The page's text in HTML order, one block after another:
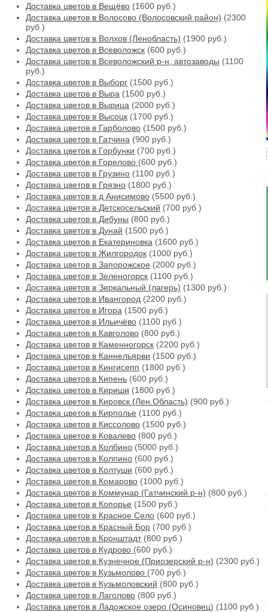
Доставка цветов в Вещёво (1600 руб.)
Доставка цветов в Волосово (Волосовский район) (2300
руб.)
Доставка цветов в Волхов (Ленобласть) (1900 руб.)
Доставка цветов в Всеволожск (600 руб.)
Доставка цветов в Всеволожский р-н, автозаводы (1100
руб.)
Доставка цветов в Выборг (1500 руб.)
Доставка цветов в Выра (1500 руб.)
Доставка цветов в Вырица (2000 руб.)
Доставка цветов в Высоцк (1700 руб.)
Доставка цветов в Гарболово (1500 руб.)
Доставка цветов в Гатчина (900 руб.)
Доставка цветов в Горбунки (700 руб.)
Доставка цветов в Горелово (600 руб.)
Доставка цветов в Грузино (1100 руб.)
Доставка цветов в Грязно (1800 руб.)
Доставка цветов в д Анисимово (5500 руб.)
Доставка цветов в Детскосельский (700 руб.)
Доставка цветов в Дибуны (800 руб.)
Доставка цветов в Дунай (1500 руб.)
Доставка цветов в Екатериновка (1600 руб.)
Доставка цветов в Жилгородок (1000 руб.)
Доставка цветов в Запорожское (2000 руб.)
Доставка цветов в Зеленогорск (1100 руб.)
Доставка цветов в Зеркальный (лагерь) (1300 руб.)
Доставка цветов в Ивангород (2200 руб.)
Доставка цветов в Игора (1500 руб.)
Доставка цветов в Ильичёво (1100 руб.)
Доставка цветов в Кавголово (800 руб.)
Доставка цветов в Каменногорск (2200 руб.)
Доставка цветов в Каннельярви (1500 руб.)
Доставка цветов в Кингисепп (1800 руб.)
Доставка цветов в Кипень (600 руб.)
Доставка цветов в Кириши (1800 руб.)
Доставка цветов в Кировск (Лен.Область) (900 руб.)
Доставка цветов в Кирполье (1100 руб.)
Доставка цветов в Киссолово (1500 руб.)
Доставка цветов в Ковалево (800 руб.)
Доставка цветов в Колбино (5000 руб.)
Доставка цветов в Колпино (600 руб.)
Доставка цветов в Колтуши (600 руб.)
Доставка цветов в Комарово (1000 руб.)
Доставка цветов в Коммунар (Гатчинский р-н) (800 руб.)
Доставка цветов в Копорье (1500 руб.)
Доставка цветов в Красное Село (600 руб.)
Доставка цветов в Красный Бор (700 руб.)
Доставка цветов в Кронштадт(800 руб.)
Доставка цветов в Кудрово (600 руб.)
Доставка цветов в Кузнечное (Приозерский р-н) (2300 руб.)
Доставка цветов в Кузьмолово (700 руб.)
Доставка цветов в Кузьмоловский (800 руб.)
Доставка цветов в Лаголово (800 руб.)
Доставка цветов в Ладожское озеро (Осиновец) (1100 руб.)